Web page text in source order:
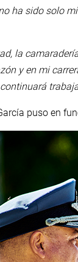
ha sido solo
la
y en mi
puso en